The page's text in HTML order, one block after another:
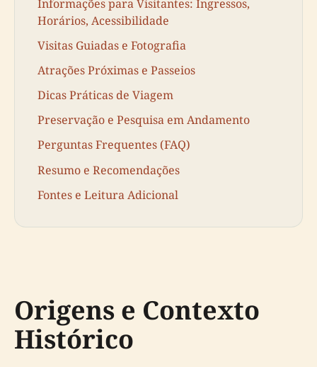
Informações para Visitantes: Ingressos,
Horários, Acessibilidade
Visitas Guiadas e Fotografia
Atrações Próximas e Passeios
Dicas Práticas de Viagem
Preservação e Pesquisa em Andamento
Perguntas Frequentes (FAQ)
Resumo e Recomendações
Fontes e Leitura Adicional
Origens e Contexto
Histórico